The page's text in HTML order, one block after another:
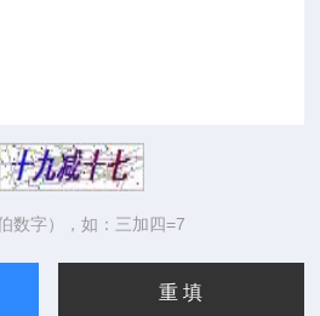
数字），如：三加四=7